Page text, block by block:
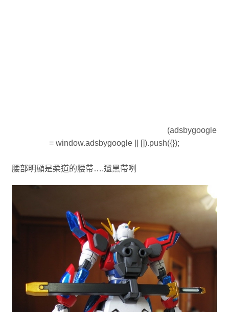
(adsbygoogle
= window.adsbygoogle || []).push({});
腰部明顯是柔道的腰帶….還黑帶咧